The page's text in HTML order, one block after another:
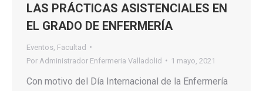
LAS PRÁCTICAS ASISTENCIALES EN
EL GRADO DE ENFERMERÍA
Eventos Facultad
Por Administrador Enfermeria Valladolid 1 mayo, 2021
Con motivo del Día Internacional de la Enfermería